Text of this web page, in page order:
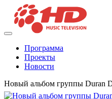
Программа
Проекты
Новости
Новый альбом группы Duran